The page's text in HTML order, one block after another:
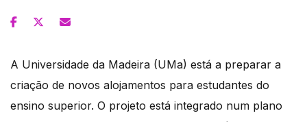
A Universidade da Madeira (UMa) está a preparar a
criação de novos alojamentos para estudantes do
ensino superior. O projeto está integrado num plano